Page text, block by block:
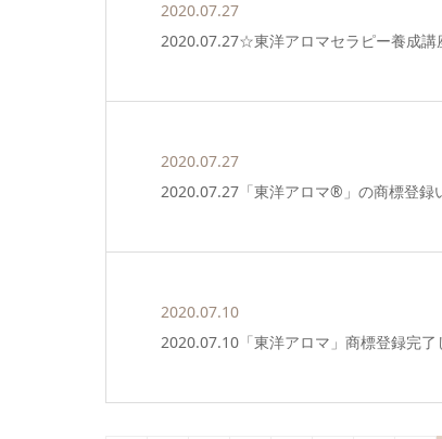
2020.07.27
2020.07.27☆東洋アロマセラピー養成
2020.07.27
2020.07.27「東洋アロマ®」の商標登録
2020.07.10
2020.07.10「東洋アロマ」商標登録完